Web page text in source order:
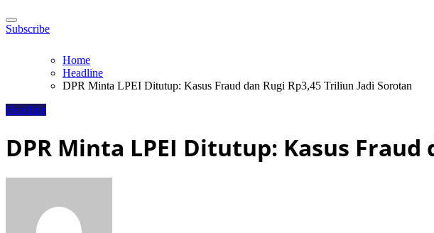
Subscribe
Home
Headline
DPR Minta LPEI Ditutup: Kasus Fraud dan Rugi Rp3,45 Triliun Jadi Sorotan
Headline
DPR Minta LPEI Ditutup: Kasus